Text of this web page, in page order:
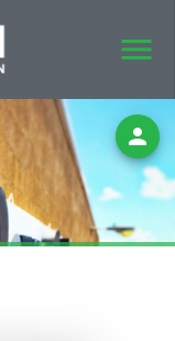
menu
person